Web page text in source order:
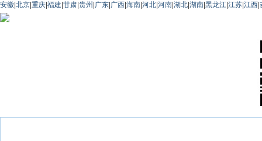
安徽 北京 重庆 福建 甘肃 贵州 广东 广西 海南 河北 河南 湖北 湖南 黑龙江 江苏 江西